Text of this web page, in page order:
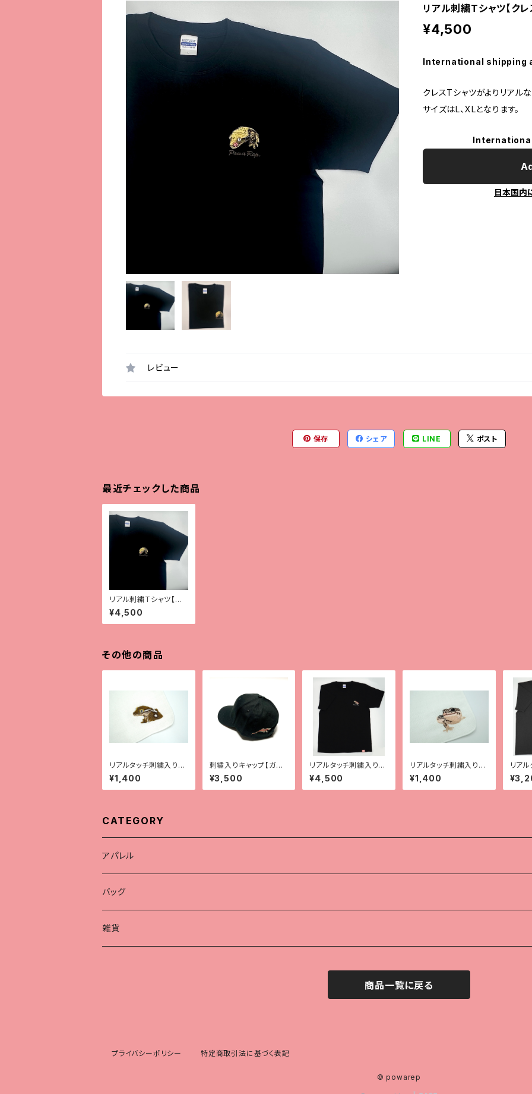
リアル刺繍Tシャツ【クレ
¥4,500
International shipping
クレスTシャツがよりリアル
サイズはL、XLとなります。
日本国内
レビュー
保存 シェア LINE ポスト
最近チェックした商品
リアル刺繍Tシャツ【ク
レス】
¥4,500
その他の商品
リアルタッチ刺繍入りガ
ーゼハンカチ【全4種】
¥1,400
刺繡入りキャップ【ガー
ゴ】
¥3,500
リアルタッチ刺繍入りT
シャツ【ガーゴイルゲッ
コー】
¥4,500
リアルタッチ刺繍入りガ
ーゼハンカチ【レオパ
（スーパーマックスノ
ー）】
¥1,400
リア
シャツ
CATEGORY
アパレル
Tシャツ
帽子
バッグ
保温冷バッグ
雑貨
商品一覧に戻る
プライバシーポリシー 特定商取引法に基づく表記
© powarep